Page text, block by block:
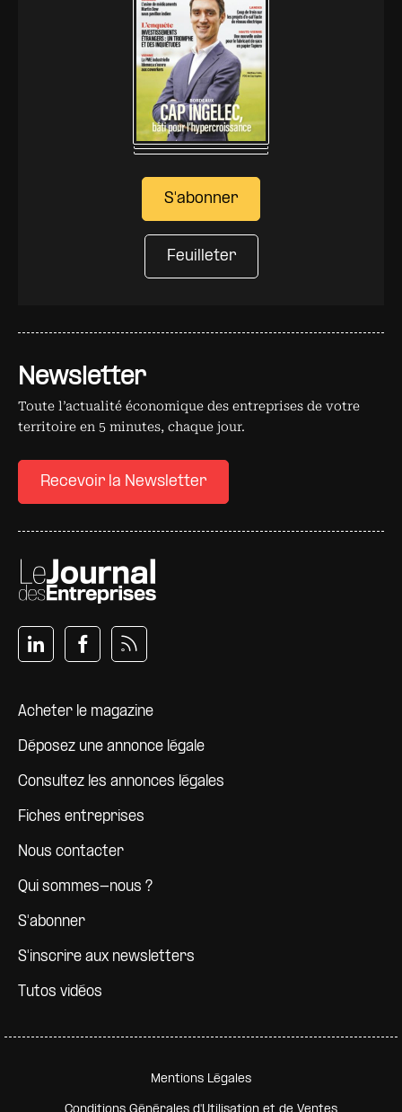
Newsletter
Toute l’actualité économique des entreprises de votre
territoire en 5 minutes, chaque jour.
Recevoir la Newsletter
Pied de page
Acheter le magazine
Déposez une annonce légale
Consultez les annonces légales
Fiches entreprises
Nous contacter
Qui sommes-nous ?
S'abonner
S'inscrire aux newsletters
Tutos vidéos
S'abonner
Feuilleter
Pied de page secondaire
Mentions Légales
Conditions Générales d'Utilisation et de Ventes